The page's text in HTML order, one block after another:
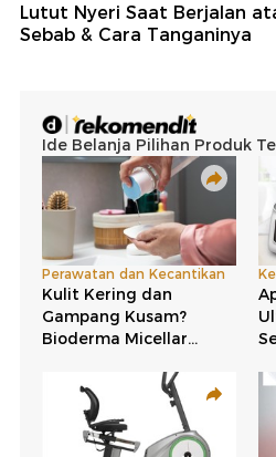
Lutut Nyeri Saat Berjalan
Sebab & Cara Tanganinya